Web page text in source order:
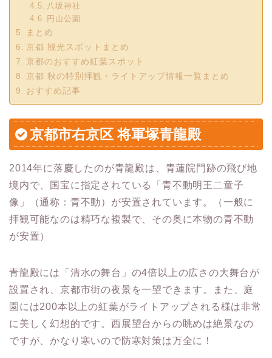
八坂神社
円山公園
まとめ
京都 観光スポットまとめ
京都のおすすめ紅葉スポット
京都 秋の特別拝観・ライトアップ情報一覧まとめ
おすすめ記事
京都市右京区 将軍塚青龍殿
2014年に落慶したのが青龍殿は、青蓮院門跡の飛び地
境内で、国宝に指定されている「青不動明王二童子
像」（通称：青不動）が安置されています。（一般に
拝観可能なのは精巧な複製で、その奥に本物の青不動
が安置）
青龍殿には「清水の舞台」の4倍以上の広さの大舞台が
設置され、京都市街の夜景を一望できます。また、庭
園には200本以上の紅葉がライトアップされる様は非常
に美しく幻想的です。西展望台からの眺めは絶景なの
ですが、かなり寒いので防寒対策は万全に！